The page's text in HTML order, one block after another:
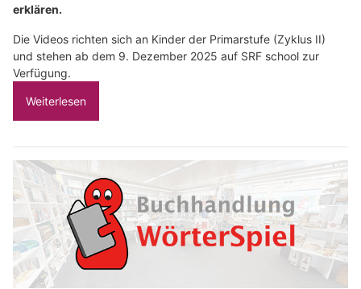
erklären.
Die Videos richten sich an Kinder der Primarstufe (Zyklus II)
und stehen ab dem 9. Dezember 2025 auf SRF school zur
Verfügung.
Weiterlesen